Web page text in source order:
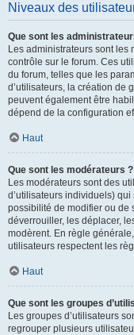
Niveaux des
Que sont les
Les administrateurs sont les
contrôle sur le forum. Ces
du forum, telles que les
d’utilisateurs, la création de
peuvent également être
dépend de la configuration
Haut
Que sont les modérateurs ?
Les modérateurs sont des
d’utilisateurs individuels)
possibilité de modifier ou de
déverrouiller, les déplacer,
modèrent. En règle
utilisateurs respectent les
Haut
Que sont les groupes
Les groupes d’utilisateurs
regrouper plusieurs